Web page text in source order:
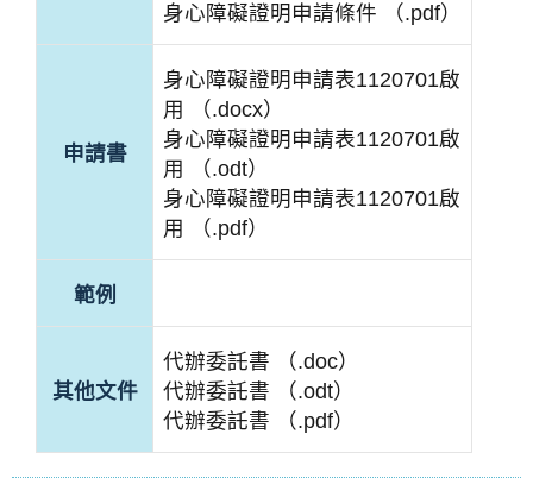
身心障礙證明申請條件 （.pdf）
申請書
身心障礙證明申請表1120701啟
用 （.docx）
身心障礙證明申請表1120701啟
用 （.odt）
身心障礙證明申請表1120701啟
用 （.pdf）
範例
其他文件
代辦委託書 （.doc）
代辦委託書 （.odt）
代辦委託書 （.pdf）